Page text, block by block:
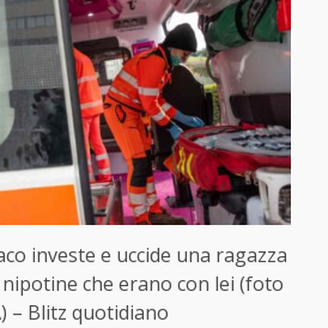
investe e uccide una ragazza
che erano con lei (foto
– Blitz quotidiano